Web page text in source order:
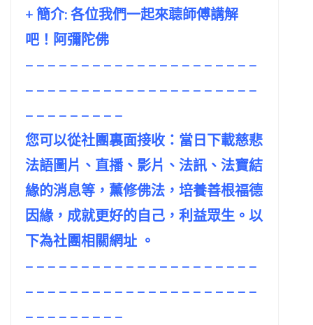
+ 簡介: 各位我們一起來聼師傅講解
吧！阿彌陀佛
– – – – – – – – – – – – – – – – – – – – –
– – – – – – – – – – – – – – – – – – – – –
– – – – – – – – –
您可以從社團裏面接收：當日下載慈悲
法語圖片、直播、影片、法訊、法寶結
緣的消息等，薰修佛法，培養善根福德
因緣，成就更好的自己，利益眾生。以
下為社團相關網址 。
– – – – – – – – – – – – – – – – – – – – –
– – – – – – – – – – – – – – – – – – – – –
– – – – – – – – –